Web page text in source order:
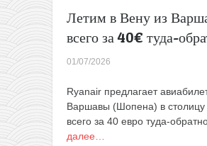
Летим в Вену из
всего за 40€ туда-
01/07/2026
Ryanair предлагает
Варшавы (Шопена) в столицу
всего за 40 евро туда-
далее…